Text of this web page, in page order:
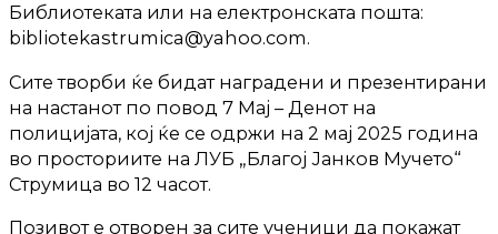
Библиотеката или на електронската пошта:
bibliotekastrumica@yahoo.com.
Сите творби ќе бидат наградени и презентирани
на настанот по повод 7 Мај – Денот на
полицијата, кој ќе се одржи на 2 мај 2025 година
во просториите на ЛУБ „Благој Јанков Мучето“
Струмица во 12 часот.
Позивот е отворен за сите ученици да покажат